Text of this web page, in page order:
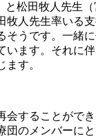
と松田牧人先
人先生率いる
うです。一緒
ます。それに
す。
会することがで
団のメンバーに